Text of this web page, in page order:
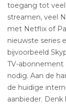
toegang tot veel
streamen, veel
met Netflix of
nieuwste series
bijvoorbeeld
TV-abonnement
nodig. Aan de
de huidige
aanbieder. Denk